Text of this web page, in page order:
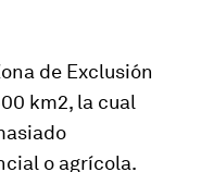
de Exclusión
km2, la cual
o agrícola.